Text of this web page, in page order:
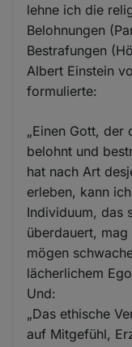
lehne ich die
Belohnungen
Bestrafungen
Albert Einstein
formulierte:
„Einen Gott, der
belohnt und
hat nach Art
erleben, kann
Individuum, das
überdauert,
mögen
lächerlichem
Und:
„Das ethische
auf Mitgefühl,